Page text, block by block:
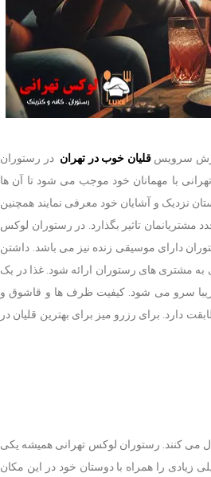
سرویسقلیان خوب در تهران در رستوران
با مهمانان خود موجب می شود تا آن ها
نزدیک و آشایان خود معرفی نمایند همچنین
تاثیر بگذارد. در رستوران لوکس
دارای موسیقی زنده نیز می باشد. داشتن
مشتری های رستوران ارائه شود. غذا در یک
زیبا سرو می شود. کیفیت ظرف ها و قاشوق و
دارد. برای رزرو میز برای بهترین قلیان در
می کنند. رستوران لوکس تهرانی همیشه یکی
زیادی را همراه با دوستان خود در این مکان‌